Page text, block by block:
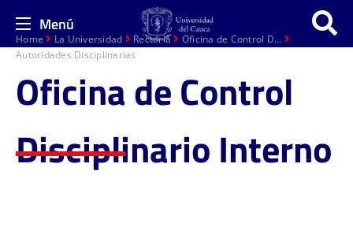
Menú
Home La Universidad Rectoría
Oficina de Control D...
Autoridades Disciplinarias
Oficina de Control
Disciplinario Interno